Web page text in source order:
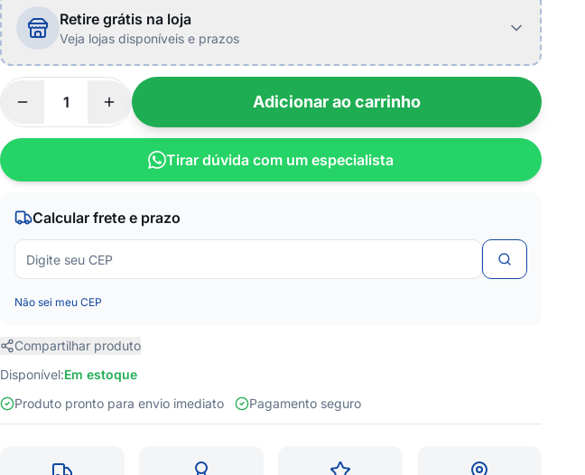
Retire grátis na loja
Veja lojas disponíveis e prazos
Adicionar ao carrinho
Tirar dúvida com um especialista
Calcular frete e prazo
Não sei meu CEP
Compartilhar produto
Disponível:Em estoque
Produto pronto para envio imediato
Pagamento seguro